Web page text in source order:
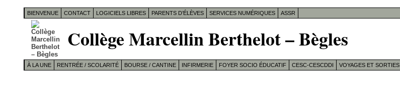
BIENVENUE CONTACT LOGICIELS LIBRES PARENTS D’ÉLÈVES SERVICES NUMÉRIQUES ASSR
Collège Marcellin Berthelot – Bègles
À LA UNE RENTRÉE / SCOLARITÉ BOURSE / CANTINE INFIRMERIE FOYER SOCIO ÉDUCATIF CESC-CESCDDI VOYAGES ET SORTIES